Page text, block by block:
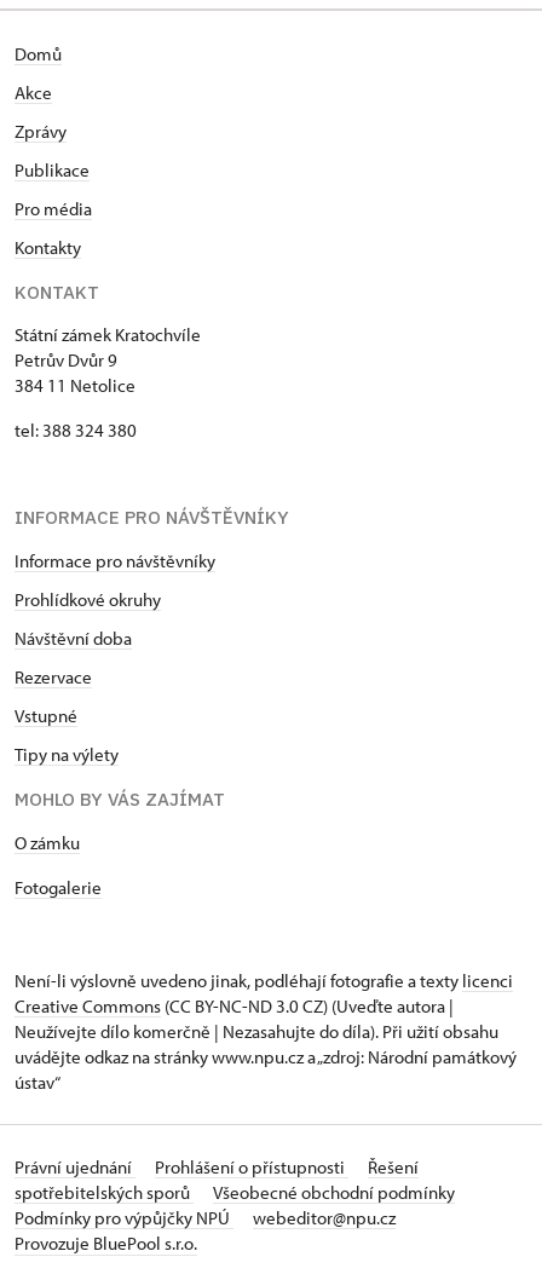
Domů
Akce
Zprávy
Publikace
Pro média
Kontakty
KONTAKT
Státní zámek Kratochvíle
Petrův Dvůr 9
384 11 Netolice
tel: 388 324 380
INFORMACE PRO NÁVŠTĚVNÍKY
Informace pro návštěvníky
Prohlídkové okruhy
Návštěvní doba
Rezervace
Vstupné
Tipy na výlety
MOHLO BY VÁS ZAJÍMAT
​​​​​​O zámku
Fotogalerie
Není-li výslovně uvedeno jinak, podléhají fotografie a texty licenci
Creative Commons (CC BY-NC-ND 3.0 CZ) (Uveďte autora |
Neužívejte dílo komerčně | Nezasahujte do díla). Při užití obsahu
uvádějte odkaz na stránky www.npu.cz a „zdroj: Národní památkový
ústav“
Právní ujednání Prohlášení o přístupnosti
Řešení
spotřebitelských sporů
Všeobecné obchodní podmínky
Podmínky pro výpůjčky NPÚ
webeditor@npu.cz
Provozuje BluePool s.r.o.